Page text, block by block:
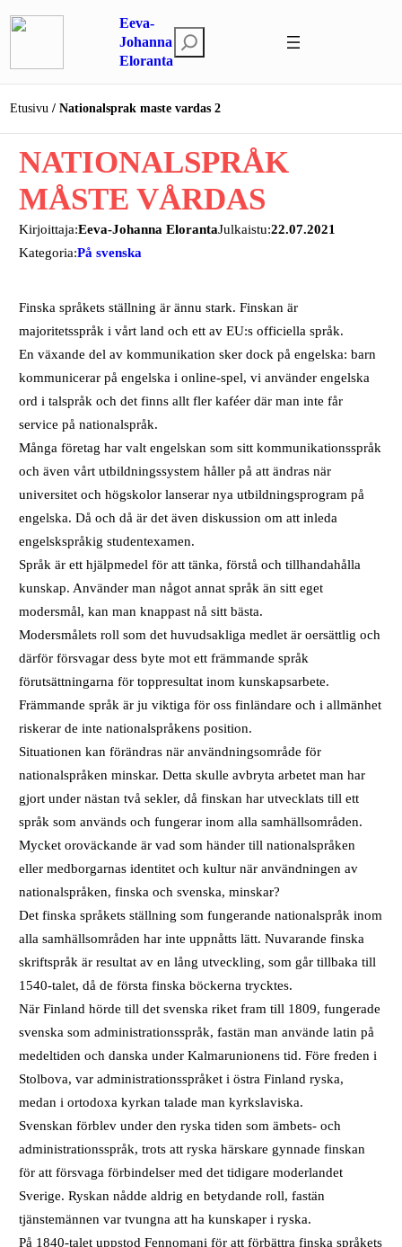
sisältöön
Eeva-
Johanna
Elorantat
s
i
Etusivu Nationalsprak maste vardas 2
NATIONALSPRÅK
MÅSTE VÅRDAS
Kirjoittaja:Eeva-Johanna ElorantaJulkaistu:22.07.2021
Kategoria:På svenska
Finska språkets ställning är ännu stark. Finskan är
majoritetsspråk i vårt land och ett av EU:s officiella språk.
En växande del av kommunikation sker dock på engelska: barn
kommunicerar på engelska i online-spel, vi använder engelska
ord i talspråk och det finns allt fler kaféer där man inte får
service på nationalspråk.
Många företag har valt engelskan som sitt kommunikationsspråk
och även vårt utbildningssystem håller på att ändras när
universitet och högskolor lanserar nya utbildningsprogram på
engelska. Då och då är det även diskussion om att inleda
engelskspråkig studentexamen.
Språk är ett hjälpmedel för att tänka, förstå och tillhandahålla
kunskap. Använder man något annat språk än sitt eget
modersmål, kan man knappast nå sitt bästa.
Modersmålets roll som det huvudsakliga medlet är oersättlig och
därför försvagar dess byte mot ett främmande språk
förutsättningarna för toppresultat inom kunskapsarbete.
Främmande språk är ju viktiga för oss finländare och i allmänhet
riskerar de inte nationalspråkens position.
Situationen kan förändras när användningsområde för
nationalspråken minskar. Detta skulle avbryta arbetet man har
gjort under nästan två sekler, då finskan har utvecklats till ett
språk som används och fungerar inom alla samhällsområden.
Mycket oroväckande är vad som händer till nationalspråken
eller medborgarnas identitet och kultur när användningen av
nationalspråken, finska och svenska, minskar?
Det finska språkets ställning som fungerande nationalspråk inom
alla samhällsområden har inte uppnåtts lätt. Nuvarande finska
skriftspråk är resultat av en lång utveckling, som går tillbaka till
1540-talet, då de första finska böckerna trycktes.
När Finland hörde till det svenska riket fram till 1809, fungerade
svenska som administrationsspråk, fastän man använde latin på
medeltiden och danska under Kalmarunionens tid. Före freden i
Stolbova, var administrationsspråket i östra Finland ryska,
medan i ortodoxa kyrkan talade man kyrkslaviska.
Svenskan förblev under den ryska tiden som ämbets- och
administrationsspråk, trots att ryska härskare gynnade finskan
för att försvaga förbindelser med det tidigare moderlandet
Sverige. Ryskan nådde aldrig en betydande roll, fastän
tjänstemännen var tvungna att ha kunskaper i ryska.
På 1840-talet uppstod Fennomani för att förbättra finska språkets